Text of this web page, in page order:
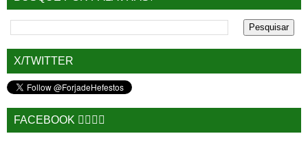
X/TWITTER
FACEBOOK 🙋‍♂️🙋‍♀️